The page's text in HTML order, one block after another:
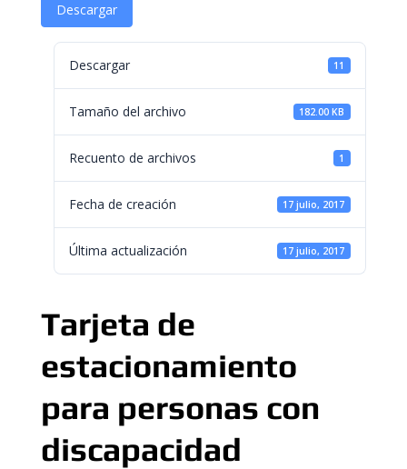
Descargar
Descargar 11
Tamaño del archivo 182.00 KB
Recuento de archivos 1
Fecha de creación 17 julio, 2017
Última actualización 17 julio, 2017
Tarjeta de
estacionamiento
para personas con
discapacidad